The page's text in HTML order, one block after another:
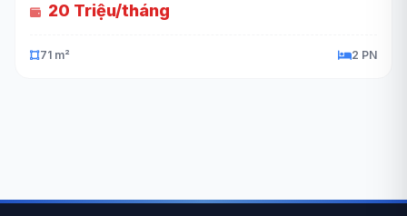
20 Triệu/tháng
71 m² 2 PN